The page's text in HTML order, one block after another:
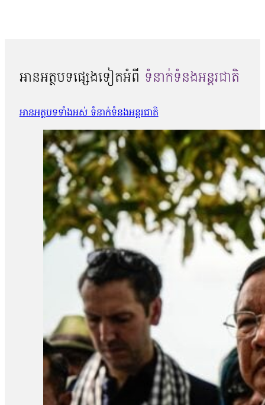
អានអត្ថបទផ្សេងទៀតអំពី ទំនាក់ទំនងអន្តរជាតិ
អានអត្ថបទទាំងអស់ ទំនាក់ទំនងអន្តរជាតិ